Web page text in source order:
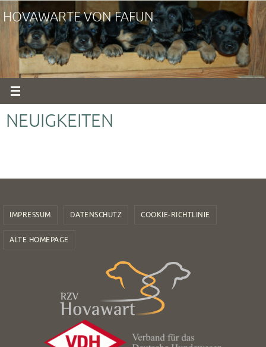
Zum
Inhalt
springen
HOVAWARTE VON FAFUN
NEUIGKEITEN
IMPRESSUM DATENSCHUTZ COOKIE-RICHTLINIE
ALTE HOMEPAGE